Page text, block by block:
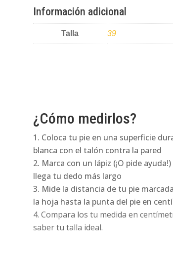
con
cantidad
Información adicional
Talla 39
¿Cómo medirlos?
Coloca tu pie en una superficie
blanca con el talón contra la pared
Marca con un lápiz (¡O pide
llega tu dedo más largo
Mide la distancia de tu pie
la hoja hasta la punta del pie en
Compara los tu medida en
saber tu talla ideal.